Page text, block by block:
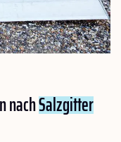
nachSalzgitter